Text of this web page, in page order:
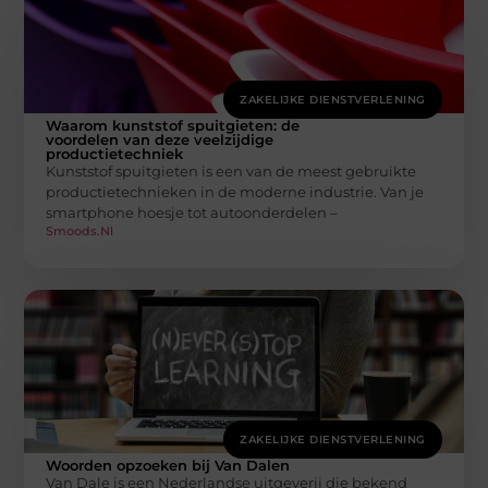
ZAKELIJKE DIENSTVERLENING
Waarom kunststof spuitgieten: de
voordelen van deze veelzijdige
productietechniek
Kunststof spuitgieten is een van de meest gebruikte
productietechnieken in de moderne industrie. Van je
smartphone hoesje tot autoonderdelen –
Smoods.nl
ZAKELIJKE DIENSTVERLENING
Woorden opzoeken bij Van Dalen
Van Dale is een Nederlandse uitgeverij die bekend